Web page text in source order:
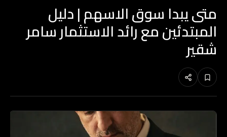
متى يبدا سوق الاسهم | دليل
المبتدئين مع رائد الاستثمار سامر
شقير